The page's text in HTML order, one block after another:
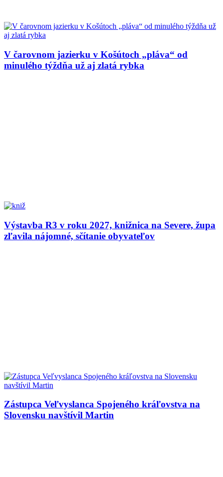
V čarovnom jazierku v Košútoch „pláva“ od
minulého týždňa už aj zlatá rybka
Výstavba R3 v roku 2027, knižnica na Severe, župa
zľavila nájomné, sčítanie obyvateľov
Zástupca Veľvyslanca Spojeného kráľovstva na
Slovensku navštívil Martin